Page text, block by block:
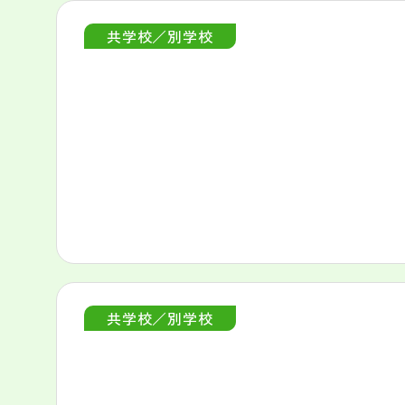
共学校／別学校
共学校／別学校